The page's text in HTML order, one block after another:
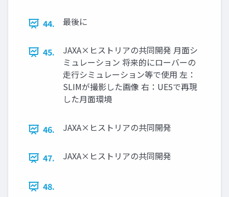
44. 最後に
45.
JAXA×ヒストリアの共同開発 月面シ
ミュレーション 将来的にローバーの
走行シミュレーション等で使用 左：
SLIMが撮影した画像 右：UE5で再現
した月面環境
46. JAXA×ヒストリアの共同開発
47. JAXA×ヒストリアの共同開発
48.